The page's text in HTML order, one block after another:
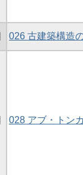
026 古建築構造
028 アブ・トン